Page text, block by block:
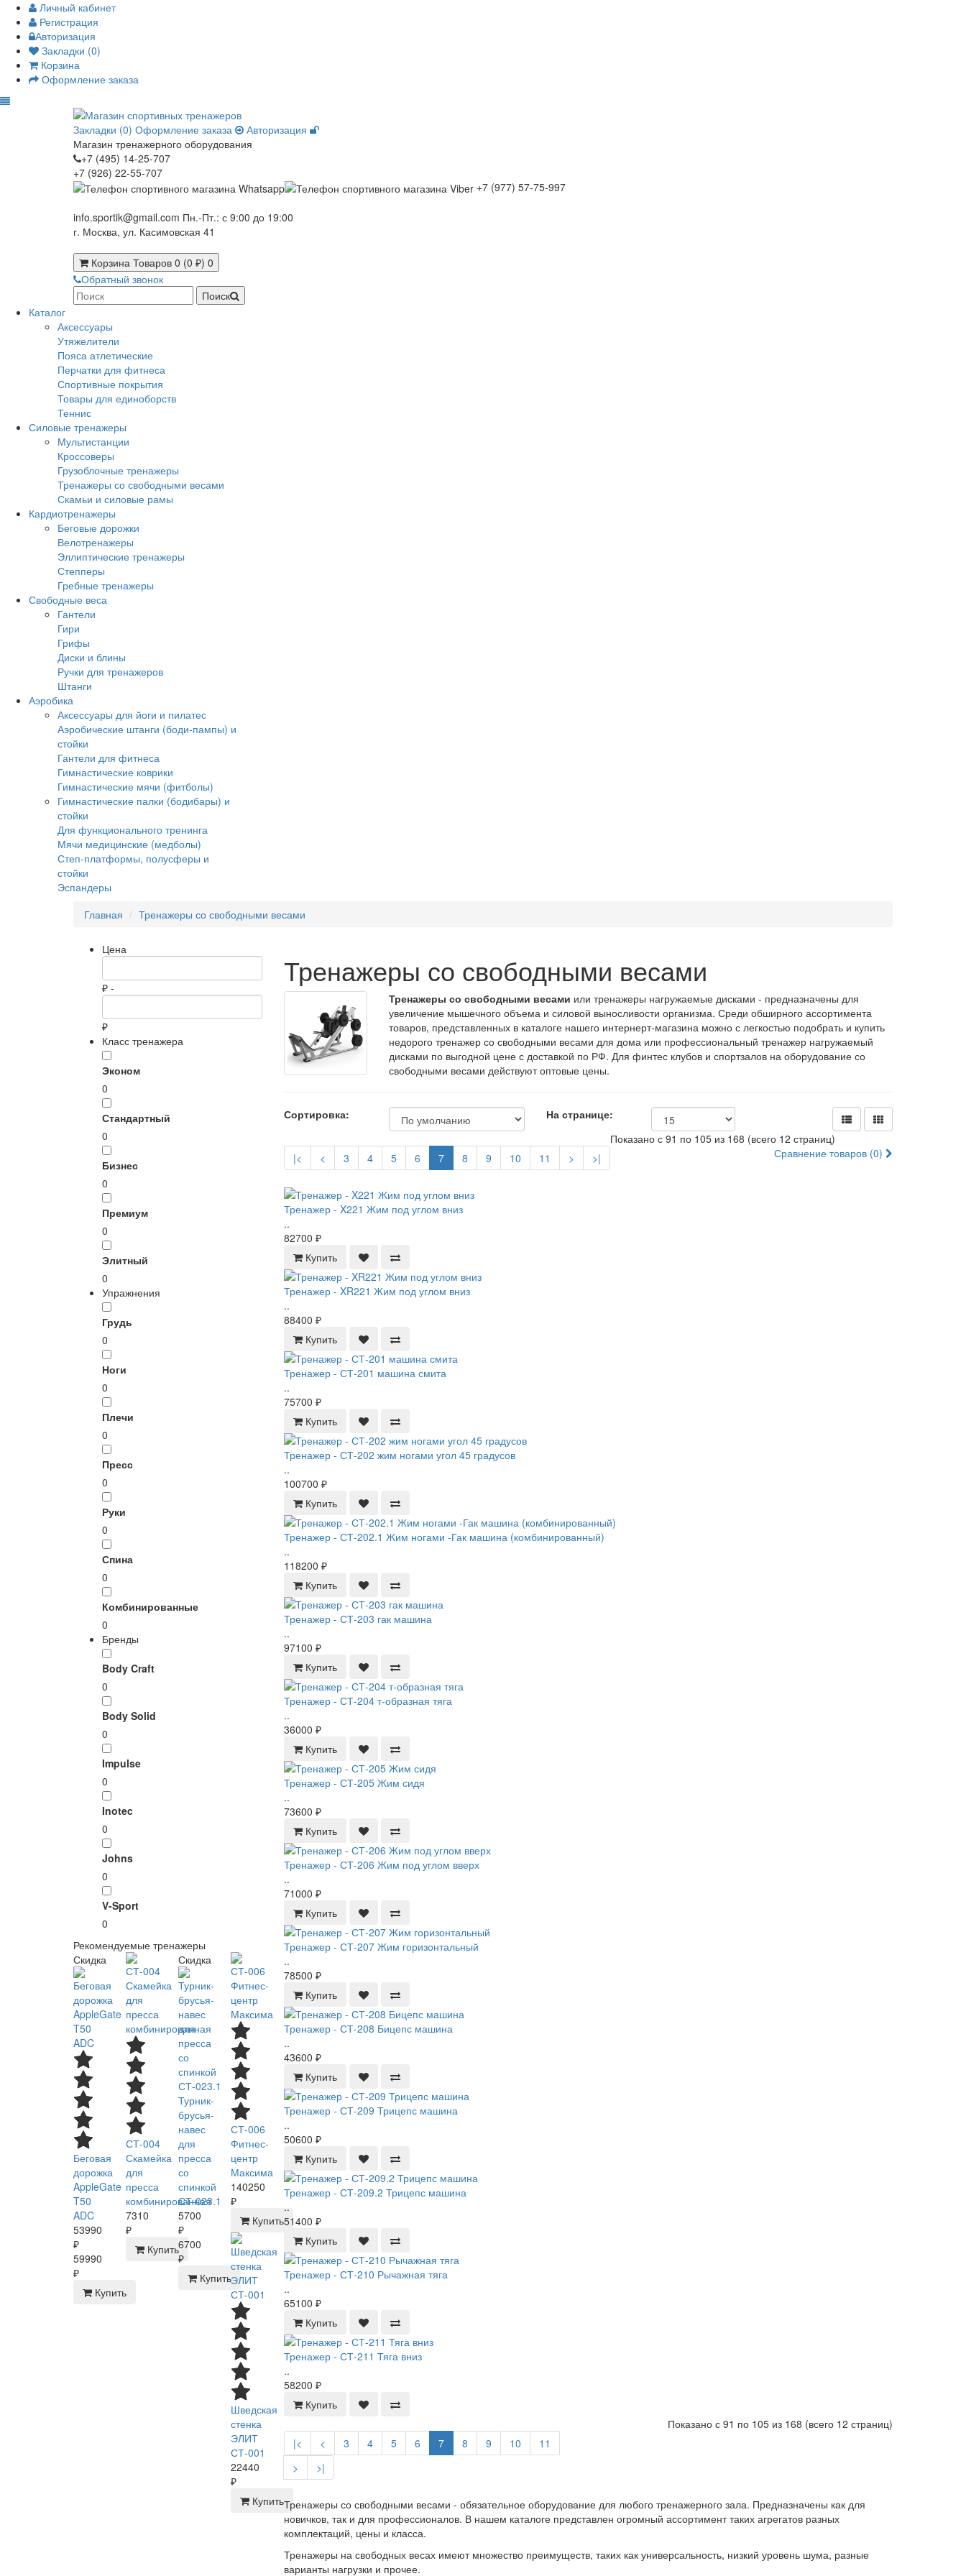
Личный кабинет
Регистрация
Авторизация
Закладки (0)
Корзина
Оформление заказа
Закладки (0) Оформление заказа
Авторизация
Магазин тренажерного оборудования
+7 (495) 14-25-707
+7 (926) 22-55-707
+7 (977) 57-75-997
info.sportik@gmail.com Пн.-Пт.: с 9:00 до 19:00
г. Москва, ул. Касимовская 41
Корзина Товаров 0 (0 ₽) 0
Обратный звонок
Поиск
Каталог
Аксессуары
Утяжелители
Пояса атлетические
Перчатки для фитнеса
Спортивные покрытия
Товары для единоборств
Теннис
Силовые тренажеры
Мультистанции
Кроссоверы
Грузоблочные тренажеры
Тренажеры со свободными весами
Скамьи и силовые рамы
Кардиотренажеры
Беговые дорожки
Велотренажеры
Эллиптические тренажеры
Степперы
Гребные тренажеры
Свободные веса
Гантели
Гири
Грифы
Диски и блины
Ручки для тренажеров
Штанги
Аэробика
Аксессуары для йоги и пилатес
Аэробические штанги (боди-пампы) и
стойки
Гантели для фитнеса
Гимнастические коврики
Гимнастические мячи (фитболы)
Гимнастические палки (бодибары) и
стойки
Для функционального тренинга
Мячи медицинские (медболы)
Степ-платформы, полусферы и
стойки
Эспандеры
Главная
Тренажеры со свободными весами
Цена
₽ -
₽
Класс тренажера
Эконом
0
Стандартный
0
Бизнес
0
Премиум
0
Элитный
0
Упражнения
Грудь
0
Ноги
0
Плечи
0
Пресс
0
Руки
0
Спина
0
Комбинированные
0
Бренды
Body Craft
0
Body Solid
0
Impulse
0
Inotec
0
Johns
0
V-Sport
0
Рекомендуемые тренажеры
Скидка
Беговая
дорожка
AppleGate
T50
ADC
53990
₽
59990
₽
Купить
СТ-004
Скамейка
для
пресса
комбинированная
7310
₽
Купить
Скидка
Турник-
брусья-
навес
для
пресса
со
спинкой
СТ-023.1
5700
₽
6700
₽
Купить
СТ-006
Фитнес-
центр
Максима
140250
₽
Купить
Шведская
стенка
ЭЛИТ
СТ-001
22440
₽
Купить
Тренажеры со свободными весами
Тренажеры со свободными весами или тренажеры нагружаемые дисками - предназначены для
увеличение мышечного объема и силовой выносливости организма. Среди обширного ассортимента
товаров, представленных в каталоге нашего интернерт-магазина можно с легкостью подобрать и купить
недорого тренажер со свободными весами для дома или профессиональный тренажер нагружаемый
дисками по выгодной цене с доставкой по РФ. Для финтес клубов и спортзалов на оборудование со
свободными весами действуют оптовые цены.
Сортировка: На странице:
|< < 3 4 5 6 7 8 9 10 11 > >|
Показано с 91 по 105 из 168 (всего 12 страниц)
Сравнение товаров (0)
Тренажер - X221 Жим под углом вниз
..
82700 ₽
Купить
Тренажер - XR221 Жим под углом вниз
..
88400 ₽
Купить
Тренажер - СТ-201 машина смита
..
75700 ₽
Купить
Тренажер - СТ-202 жим ногами угол 45 градусов
..
100700 ₽
Купить
Тренажер - СТ-202.1 Жим ногами -Гак машина (комбинированный)
..
118200 ₽
Купить
Тренажер - СТ-203 гак машина
..
97100 ₽
Купить
Тренажер - СТ-204 т-образная тяга
..
36000 ₽
Купить
Тренажер - СТ-205 Жим сидя
..
73600 ₽
Купить
Тренажер - СТ-206 Жим под углом вверх
..
71000 ₽
Купить
Тренажер - СТ-207 Жим горизонтальный
..
78500 ₽
Купить
Тренажер - СТ-208 Бицепс машина
..
43600 ₽
Купить
Тренажер - СТ-209 Трицепс машина
..
50600 ₽
Купить
Тренажер - СТ-209.2 Трицепс машина
..
51400 ₽
Купить
Тренажер - СТ-210 Рычажная тяга
..
65100 ₽
Купить
Тренажер - СТ-211 Тяга вниз
..
58200 ₽
Купить
|< < 3 4 5 6 7 8 9 10
11
>
>|
Показано с 91 по 105 из 168 (всего 12 страниц)
Тренажеры со свободными весами - обязательное оборудование для любого тренажерного зала. Предназначены как для
новичков, так и для профессионалов. В нашем каталоге представлен огромный ассортимент таких агрегатов разных
комплектаций, цены и класса.
Тренажеры на свободных весах имеют множество преимуществ, таких как универсальность, низкий уровень шума, разные
варианты нагрузки и прочее.